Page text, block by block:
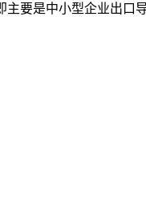
要是中小型企业出口